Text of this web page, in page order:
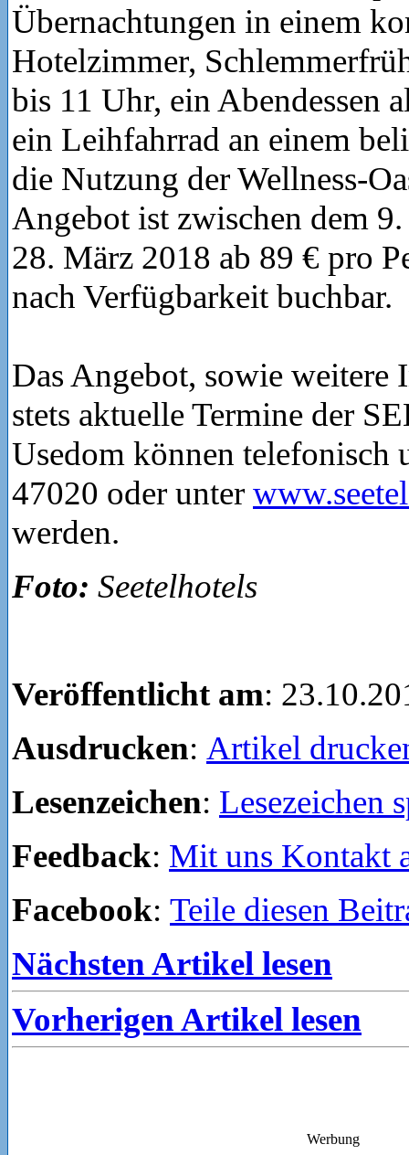
Übernachtungen in einem
Hotelzimmer,
bis 11 Uhr, ein Abendessen
ein Leihfahrrad an einem
die Nutzung der Wellness-
Angebot ist zwischen dem
28. März 2018 ab 89 € pro
nach Verfügbarkeit buchbar.
Das Angebot, sowie weitere
stets aktuelle Termine der
Usedom können telefonisch
47020 oder unter
werden.
Foto: Seetelhotels
Veröffentlicht am:
Ausdrucken: Artikel
Lesenzeichen: Lesezeichen
Feedback: Mit uns Kontakt
Facebook: Teile diesen
Nächsten Artikel lesen
Vorherigen Artikel lesen
Werbung